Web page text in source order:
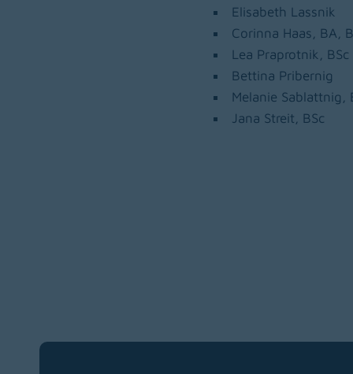
Elisabeth Lassnik
Corinna Haas, BA,
Lea Praprotnik, BSc
Bettina Pribernig
Melanie Sablattnig,
Jana Streit, BSc